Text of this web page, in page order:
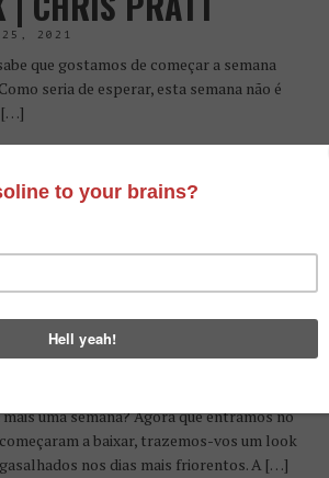
25, 2021
que gostamos de começar a semana
seria de esperar, esta semana não é
[…]
| OSCAR ISAAC
uma semana? Agora que entrámos no
a baixar, trazemos-vos um look
nos dias mais friorentos. A […]